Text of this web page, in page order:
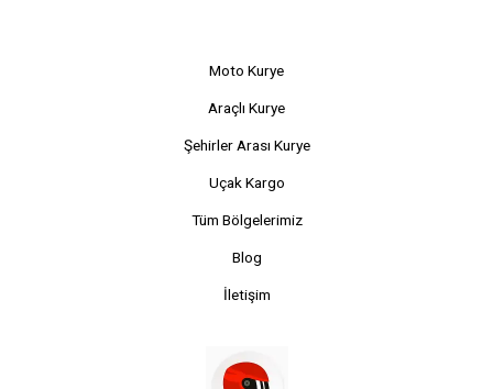
Moto Kurye
Araçlı Kurye
Şehirler Arası Kurye
Uçak Kargo
Tüm Bölgelerimiz
Blog
İletişim